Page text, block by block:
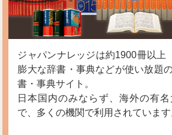
ジャパンナレッジは約1900冊以上
膨大な辞書・事典などが使い放題
書・事典サイト。
日本国内のみならず、海外の有
で、多くの機関で利用されています